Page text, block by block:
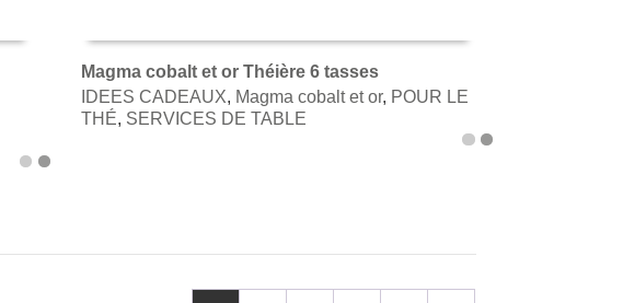
AJOUTER AU PANIER
Magma cobalt et or Théière 6 tasses
IDEES CADEAUX, Magma cobalt et or, POUR LE
THÉ, SERVICES DE TABLE